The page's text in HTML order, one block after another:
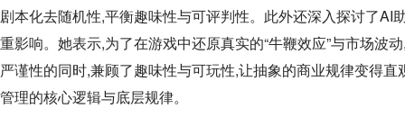
剧本化去随机性,平衡趣味性与可评判性。此外还深入探讨了AI
重影响。她表示,为了在游戏中还原真实的“牛鞭效应”与市场波
严谨性的同时,兼顾了趣味性与可玩性,让抽象的商业规律变得
管理的核心逻辑与底层规律。